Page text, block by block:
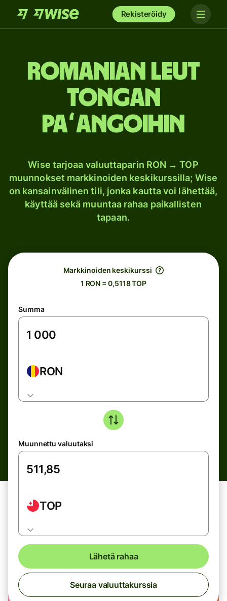
Rekisteröidy
Romanian leut
Tongan
paʻangoihin
Wise tarjoaa valuuttaparin RON → TOP
muunnokset markkinoiden keskikurssilla; Wise
on kansainvälinen tili, jonka kautta voi lähettää,
käyttää sekä muuntaa rahaa paikallisten
tapaan.
Markkinoiden keskikurssi
1 RON = 0,5118 TOP
Summa
RON
Muunnettu valuutaksi
TOP
Lähetä rahaa
Seuraa valuuttakurssia